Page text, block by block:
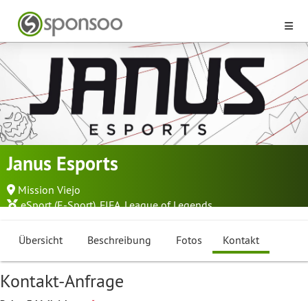
Janus Esports
Mission Viejo
eSport (E-Sport),FIFA,League of Legends
Übersicht Beschreibung Fotos Kontakt
Kontakt-Anfrage